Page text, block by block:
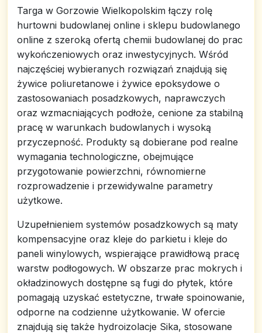
Targa w Gorzowie Wielkopolskim łączy rolę
hurtowni budowlanej online i sklepu budowlanego
online z szeroką ofertą chemii budowlanej do prac
wykończeniowych oraz inwestycyjnych. Wśród
najczęściej wybieranych rozwiązań znajdują się
żywice poliuretanowe i żywice epoksydowe o
zastosowaniach posadzkowych, naprawczych
oraz wzmacniających podłoże, cenione za stabilną
pracę w warunkach budowlanych i wysoką
przyczepność. Produkty są dobierane pod realne
wymagania technologiczne, obejmujące
przygotowanie powierzchni, równomierne
rozprowadzenie i przewidywalne parametry
użytkowe.
Uzupełnieniem systemów posadzkowych są maty
kompensacyjne oraz kleje do parkietu i kleje do
paneli winylowych, wspierające prawidłową pracę
warstw podłogowych. W obszarze prac mokrych i
okładzinowych dostępne są fugi do płytek, które
pomagają uzyskać estetyczne, trwałe spoinowanie,
odporne na codzienne użytkowanie. W ofercie
znajdują się także hydroizolacje Sika, stosowane